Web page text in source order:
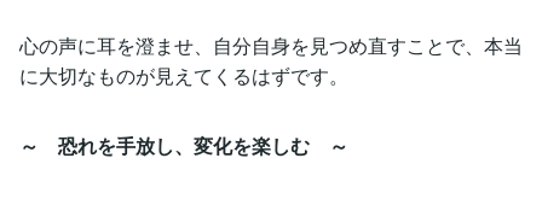
心の声に耳を澄ませ、自分自身を見つめ直すことで、本当
に大切なものが見えてくるはずです。
～ 恐れを手放し、変化を楽しむ ～